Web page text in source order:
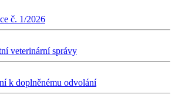
č. 1/2026
veterinární správy
k doplněnému odvolání